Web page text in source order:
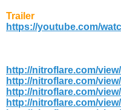
Trailer
https://youtube.com/
http://nitroflare.com/
http://nitroflare.com/
http://nitroflare.com/
http://nitroflare.com/